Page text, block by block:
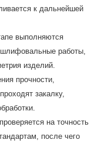
к дальнейшей
выполняются
работы,
изделий.
прочности,
закалку,
на точность
после чего